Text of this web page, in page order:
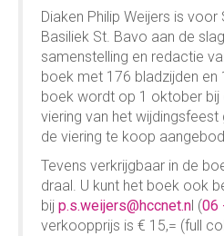
Diaken Philip Weijers is
Basiliek St. Bavo aan de
samen­stel­ling en redactie
boek met 176 bladzij­den en
boek wordt op 1 oktober bij
viering van het
de viering te koop
Tevens verkrijg­baar in de
draal. U kunt het boek ook
bij p.s.weijers@hccnet.nl (06
verkoop­prijs is € 15,= (full